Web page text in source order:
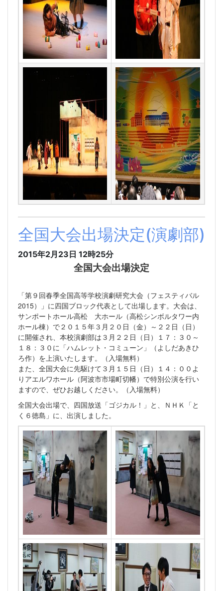
全国大会出場決定(演劇部)
2015年2月23日 12時25分
全国大会出場決定
「第９回春季全国高等学校演劇研究大会（フェスティバル
2015）」に四国ブロック代表として出場します。大会は、
サンポートホール高松 大ホール（高松シンボルタワー内
ホール棟）で２０１５年３月２０日（金）～２２日（日）
に開催され、本校演劇部は３月２２日（日）１７：３０～
１８：３０に「ハムレット・コミューン」（よしだあきひ
ろ作）を上演いたします。（入場無料）
また、全国大会に先駆けて３月１５日（日）１４：００よ
りアエルワホール（阿波市市場町切幡）で特別公演を行い
ますので、ぜひお越しください。（入場無料）
全国大会出場で、四国放送「ゴジカル！」と、ＮＨＫ「と
く６徳島」に、出演しました。